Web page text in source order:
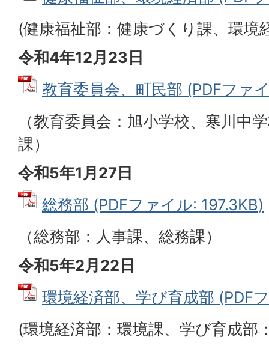
(健康福祉部：健康づくり課、環境
令和4年12月23日
教育委員会、町民部 (PDFファ
（教育委員会：旭小学校、寒川中
課）
令和5年1月27日
総務部 (PDFファイル: 197.3KB)
（総務部：人事課、総務課）
令和5年2月22日
環境経済部、学び育成部 (PDF
(環境経済部：環境課、学び育成部